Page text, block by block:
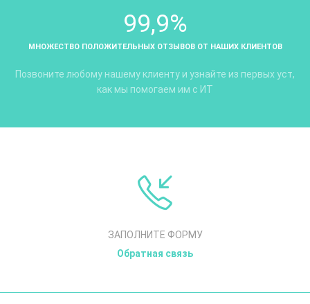
99,9%
МНОЖЕСТВО ПОЛОЖИТЕЛЬНЫХ ОТЗЫВОВ ОТ НАШИХ КЛИЕНТОВ
Позвоните любому нашему клиенту и узнайте из первых уст,
как мы помогаем им с ИТ
ЗАПОЛНИТЕ ФОРМУ
Обратная связь